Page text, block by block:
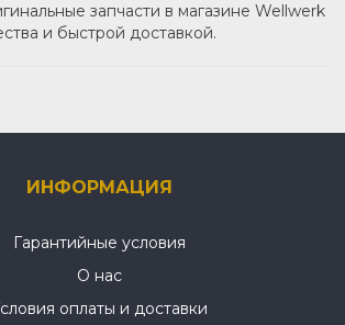
запчасти в магазине Wellwerk
и быстрой доставкой.
ИНФОРМАЦИЯ
Гарантийные условия
О нас
оплаты и доставки